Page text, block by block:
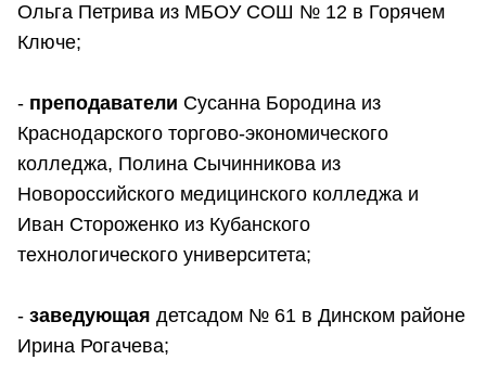
Ольга Петрива из МБОУ СОШ № 12 в Горячем
Ключе;
- преподаватели Сусанна Бородина из
Краснодарского торгово-экономического
колледжа, Полина Сычинникова из
Новороссийского медицинского колледжа и
Иван Стороженко из Кубанского
технологического университета;
- заведующая детсадом № 61 в Динском районе
Ирина Рогачева;